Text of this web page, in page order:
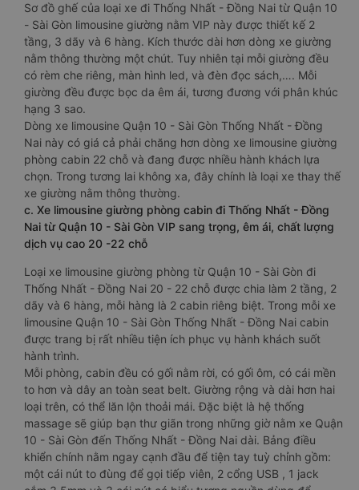
Sơ đồ ghế của loại xe đi Thống Nhất - Đồng Nai từ Quận 10
- Sài Gòn limousine giường nằm VIP này được thiết kế 2
tầng, 3 dãy và 6 hàng. Kích thước dài hơn dòng xe giường
nằm thông thường một chút. Tuy nhiên tại mỗi giường đều
có rèm che riêng, màn hình led, và đèn đọc sách,…. Mỗi
giường đều được bọc da êm ái, tương đương với phân khúc
hạng 3 sao.
Dòng xe limousine Quận 10 - Sài Gòn Thống Nhất - Đồng
Nai này có giá cả phải chăng hơn dòng xe limousine giường
phòng cabin 22 chỗ và đang được nhiều hành khách lựa
chọn. Trong tương lai không xa, đây chính là loại xe thay thế
xe giường nằm thông thường.
c. Xe limousine giường phòng cabin đi Thống Nhất - Đồng
Nai từ Quận 10 - Sài Gòn VIP sang trọng, êm ái, chất lượng
dịch vụ cao 20 -22 chỗ
Loại xe limousine giường phòng từ Quận 10 - Sài Gòn đi
Thống Nhất - Đồng Nai 20 - 22 chỗ được chia làm 2 tầng, 2
dãy và 6 hàng, mỗi hàng là 2 cabin riêng biệt. Trong mỗi xe
limousine Quận 10 - Sài Gòn Thống Nhất - Đồng Nai cabin
được trang bị rất nhiều tiện ích phục vụ hành khách suốt
hành trình.
Mỗi phòng, cabin đều có gối nằm rời, có gối ôm, có cái mền
to hơn và dây an toàn seat belt. Giường rộng và dài hơn hai
loại trên, có thể lăn lộn thoải mái. Đặc biệt là hệ thống
massage sẽ giúp bạn thư giãn trong những giờ nằm xe Quận
10 - Sài Gòn đến Thống Nhất - Đồng Nai dài. Bảng điều
khiển chính nằm ngay cạnh đầu để tiện tay tuỳ chỉnh gồm:
một cái nút to đùng để gọi tiếp viên, 2 cổng USB , 1 jack